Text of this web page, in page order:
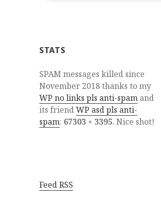
STATS
SPAM messages killed since
November 2018 thanks to my
WP no links pls anti-spam and
its friendWP asd pls anti-
spam: 67303 + 3395. Nice shot!
Feed RSS